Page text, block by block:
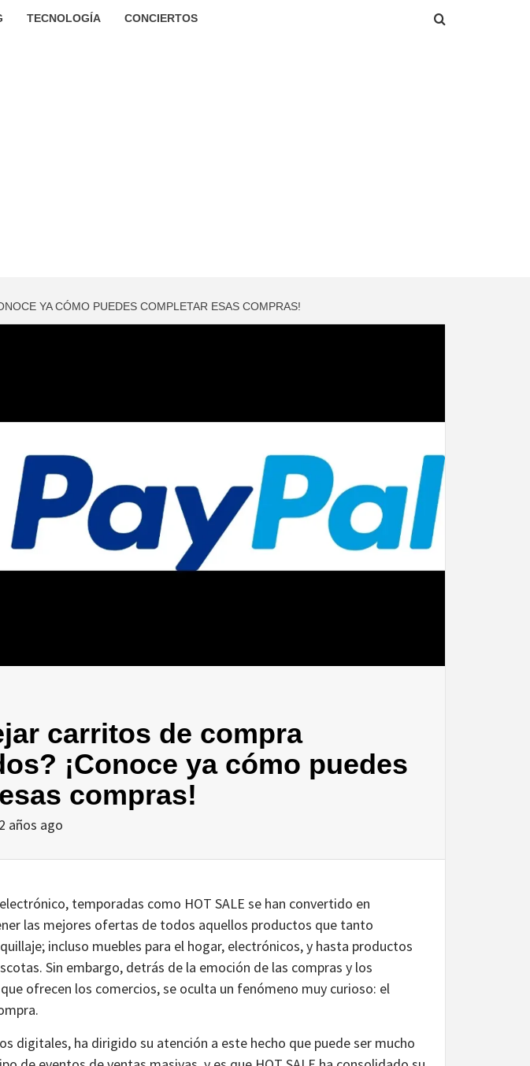
TECNOLOGÍA CONCIERTOS
YA CÓMO PUEDES COMPLETAR ESAS COMPRAS!
carritos de compra
¡Conoce ya cómo puedes
compras!
2 años ago
temporadas como HOT SALE se han convertido en
las mejores ofertas de todos aquellos productos que tanto
incluso muebles para el hogar, electrónicos, y hasta productos
Sin embargo, detrás de la emoción de las compras y los
ofrecen los comercios, se oculta un fenómeno muy curioso: el
digitales, ha dirigido su atención a este hecho que puede ser mucho